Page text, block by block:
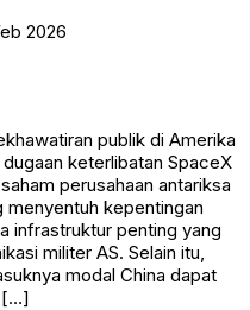
2026
publik di Amerika
keterlibatan SpaceX
perusahaan antariksa
kepentingan
infrastruktur penting yang
militer AS. Selain itu,
modal China dapat
[…]